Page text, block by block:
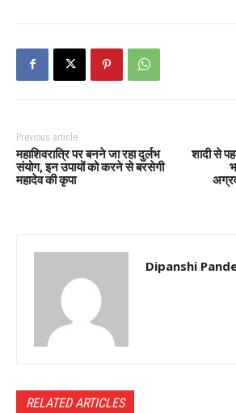
Previous article
महाशिवरात्रि पर बनने जा रहा दुर्लभ
संयोग, इन उपायों को करने से बरसेगी
महादेव की कृपा
शादी से
Dipanshi
RELATED ARTICLES